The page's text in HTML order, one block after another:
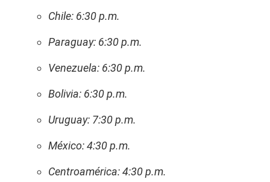
Chile: 6:30 p.m.
Paraguay: 6:30 p.m.
Venezuela: 6:30 p.m.
Bolivia: 6:30 p.m.
Uruguay: 7:30 p.m.
México: 4:30 p.m.
Centroamérica: 4:30 p.m.